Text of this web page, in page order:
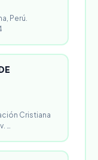
Perú.
Cristiana
…